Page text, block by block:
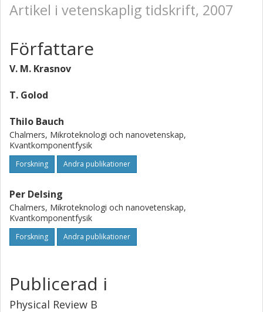
Artikel i vetenskaplig tidskrift, 2007
Författare
V. M. Krasnov
T. Golod
Thilo Bauch
Chalmers, Mikroteknologi och nanovetenskap,
Kvantkomponentfysik
Forskning Andra publikationer
Per Delsing
Chalmers, Mikroteknologi och nanovetenskap,
Kvantkomponentfysik
Forskning Andra publikationer
Publicerad i
Physical Review B